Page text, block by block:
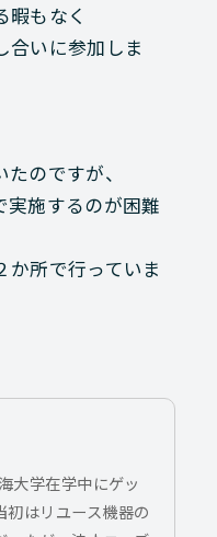
暇もなく
合いに参加しま
のですが、
実施するのが困難
か所で行っていま
大学在学中にゲッ
はリユース機器の